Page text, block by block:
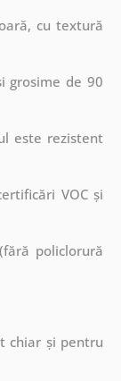
cu textură
grosime de 90
este rezistent
VOC și
policlorură
chiar și pentru